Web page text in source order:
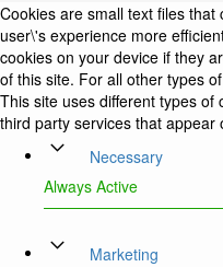
Cookies are small text files
user\'s experience more
cookies on your device if they
of this site. For all other types
This site uses different types
third party services that appear
Necessary
Always Active
Marketing